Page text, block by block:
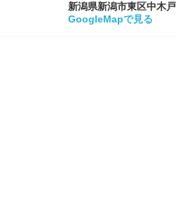
新潟県新潟市東区中木
GoogleMapで見る